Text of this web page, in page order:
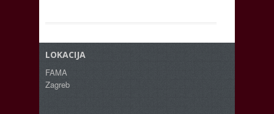
LOKACIJA
FAMA
Zagreb